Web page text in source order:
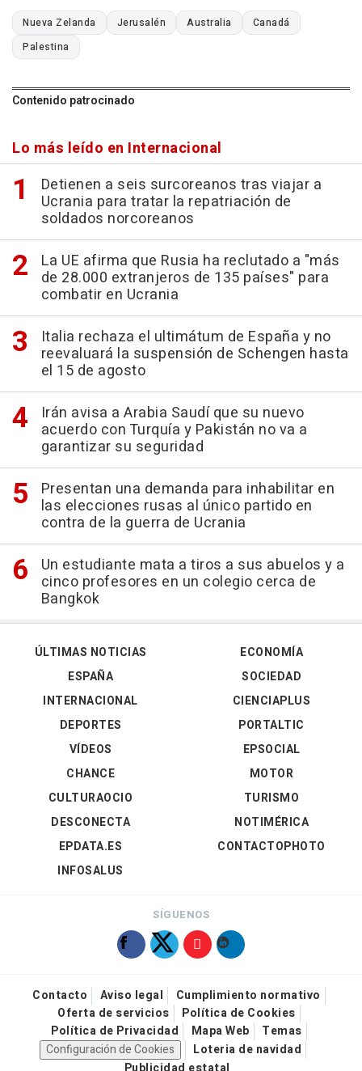
Nueva Zelanda Jerusalén Australia
Canadá
Palestina
Contenido patrocinado
Lo más leído en Internacional
Detienen a seis surcoreanos tras viajar a
Ucrania para tratar la repatriación de
soldados norcoreanos
La UE afirma que Rusia ha reclutado a "más
de 28.000 extranjeros de 135 países" para
combatir en Ucrania
Italia rechaza el ultimátum de España y no
reevaluará la suspensión de Schengen hasta
el 15 de agosto
Irán avisa a Arabia Saudí que su nuevo
acuerdo con Turquía y Pakistán no va a
garantizar su seguridad
Presentan una demanda para inhabilitar en
las elecciones rusas al único partido en
contra de la guerra de Ucrania
Un estudiante mata a tiros a sus abuelos y a
cinco profesores en un colegio cerca de
Bangkok
ÚLTIMAS NOTICIAS
ESPAÑA
INTERNACIONAL
DEPORTES
VÍDEOS
ECONOMÍA
SOCIEDAD
CIENCIAPLUS
PORTALTIC
EPSOCIAL
CHANCE
CULTURAOCIO
DESCONECTA
EPDATA.ES
INFOSALUS
MOTOR
TURISMO
NOTIMÉRICA
CONTACTOPHOTO
SÍGUENOS
Contacto Aviso legal
Cumplimiento normativo
Oferta de servicios
Política de Cookies
Política de Privacidad
Mapa Web
Temas
Configuración de Cookies
Loteria de navidad